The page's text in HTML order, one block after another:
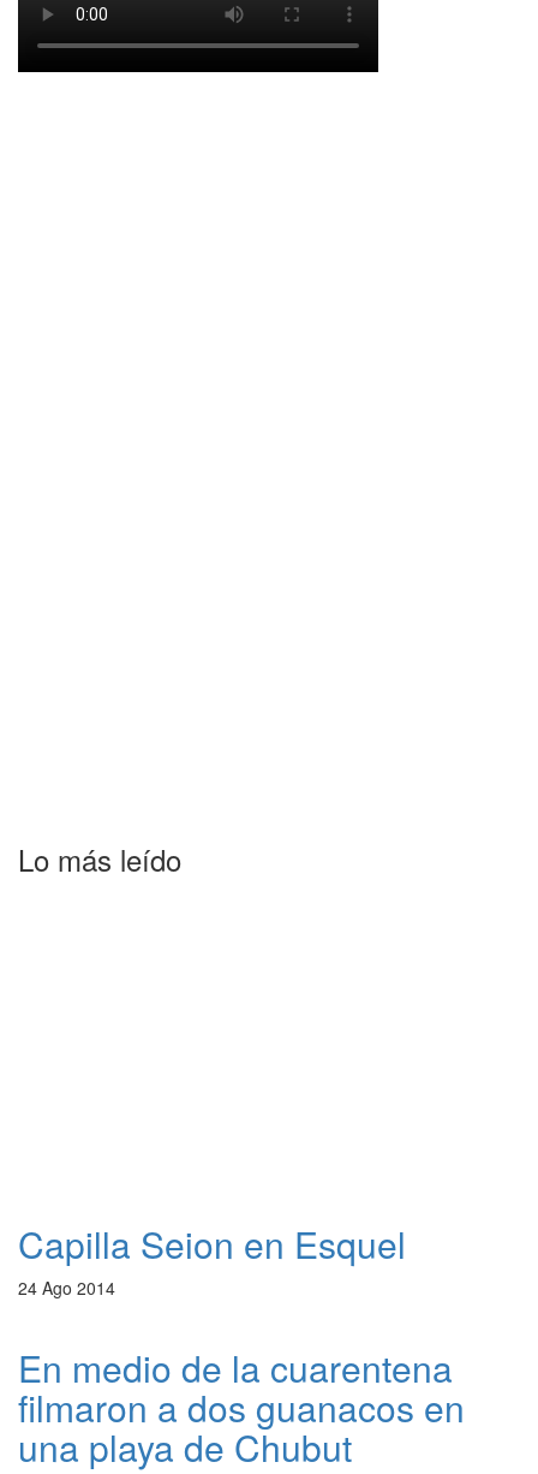
Lo más leído
Capilla Seion en Esquel
24 Ago 2014
En medio de la cuarentena
filmaron a dos guanacos en
una playa de Chubut